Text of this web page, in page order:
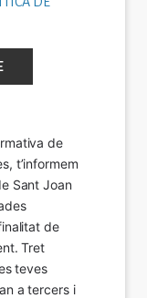
de
t’informem
Sant Joan
de
Tret
teves
a tercers i